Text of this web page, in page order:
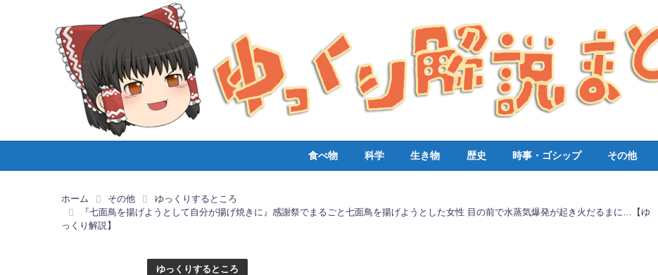
食べ物 科学 生き物 歴史 時事・ゴシップ その他
ホーム その他
ゆっくりするところ
『七面鳥を揚げようとして自分が揚げ焼きに』感謝祭でまるごと七面鳥を揚げようとした女性 目の前で水蒸気爆発が起き火だるまに…【ゆ
っくり解説】
ゆっくりするところ